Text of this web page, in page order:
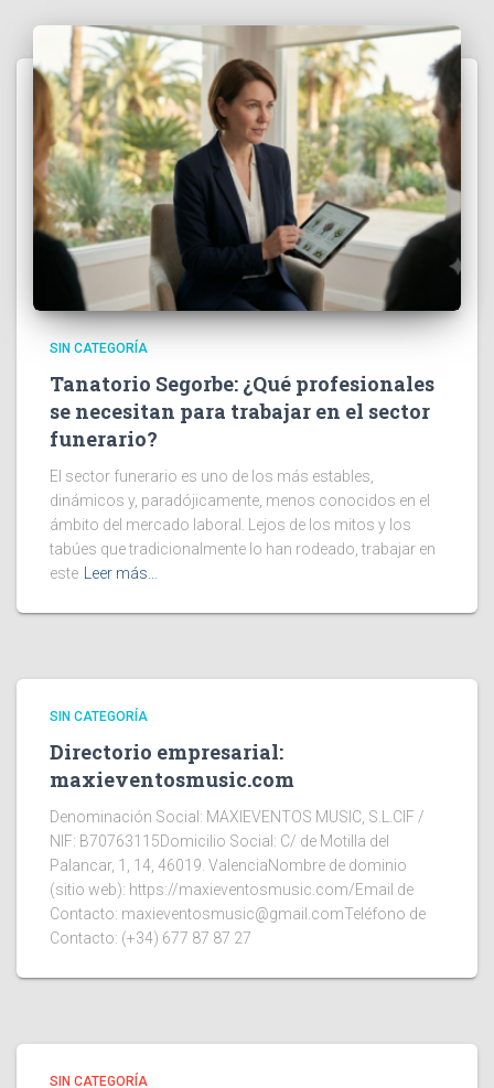
SIN CATEGORÍA
Tanatorio Segorbe: ¿Qué profesionales
se necesitan para trabajar en el sector
funerario?
El sector funerario es uno de los más estables,
dinámicos y, paradójicamente, menos conocidos en el
ámbito del mercado laboral. Lejos de los mitos y los
tabúes que tradicionalmente lo han rodeado, trabajar en
este
Leer más…
SIN CATEGORÍA
Directorio empresarial:
maxieventosmusic.com
Denominación Social: MAXIEVENTOS MUSIC, S.L.CIF /
NIF: B70763115Domicilio Social: C/ de Motilla del
Palancar, 1, 14, 46019. ValenciaNombre de dominio
(sitio web): https://maxieventosmusic.com/Email de
Contacto: maxieventosmusic@gmail.comTeléfono de
Contacto: (+34) 677 87 87 27
SIN CATEGORÍA